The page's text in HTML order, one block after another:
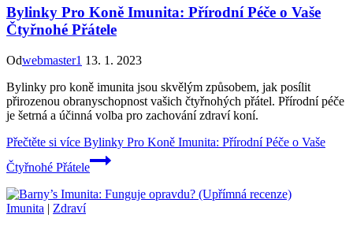
Bylinky Pro Koně Imunita: Přírodní Péče o Vaše
Čtyřnohé Přátele
Odwebmaster1 13. 1. 2023
Bylinky pro koně imunita jsou skvělým způsobem, jak posílit
přirozenou obranyschopnost vašich čtyřnohých přátel. Přírodní péče
je šetrná a účinná volba pro zachování zdraví koní.
Přečtěte si více Bylinky Pro Koně Imunita: Přírodní Péče o Vaše
Čtyřnohé Přátele
Imunita | Zdraví